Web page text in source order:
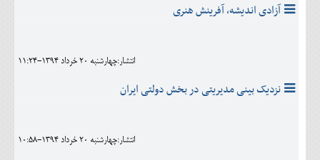
آزادی اندیشه، آفرینش هنری
انتشار:چهارشنبه 20 خرداد 1394-11:24
نزدیک بینی مدیریتی در بخش دولتی ایران
انتشار:چهارشنبه 20 خرداد 1394-10:58